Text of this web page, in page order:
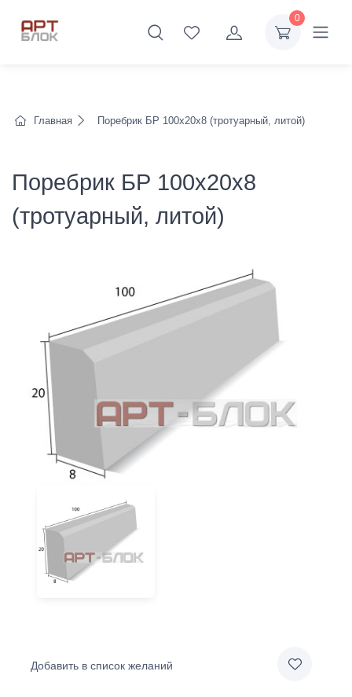
0
Главная Поребрик БР 100х20х8 (тротуарный, литой)
Поребрик БР 100х20х8
(тротуарный, литой)
Добавить в список желаний